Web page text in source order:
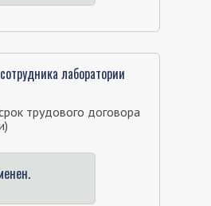
лаборатории
трудового договора